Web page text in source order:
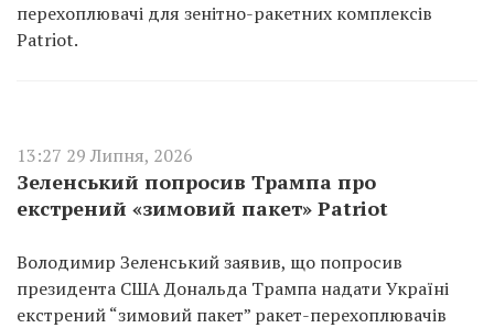
перехоплювачі для зенітно-ракетних комплексів
Patriot.
13:27 29 Липня, 2026
Зеленський попросив Трампа про
екстрений «зимовий пакет» Patriot
Володимир Зеленський заявив, що попросив
президента США Дональда Трампа надати Україні
екстрений “зимовий пакет” ракет-перехоплювачів